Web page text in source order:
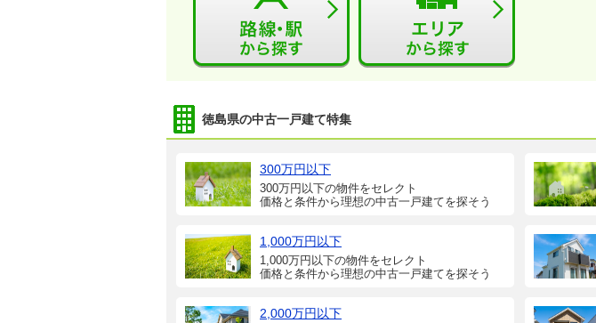
徳島県の中古一戸建て特集
300万円以下
300万円以下の物件をセレクト
価格と条件から理想の中古一戸建てを探そう
1,000万円以下
1,000万円以下の物件をセレクト
価格と条件から理想の中古一戸建てを探そう
2,000万円以下